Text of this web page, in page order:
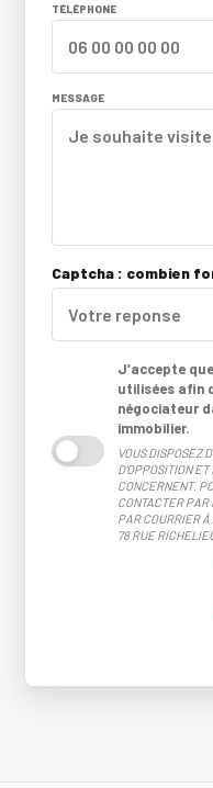
TÉLÉPHONE
MESSAGE
Captcha : combien
J’accepte
utilisées afin
négociateur
immobilier.
VOUS DISPOSEZ
D'OPPOSITION ET
CONCERNENT.
CONTACTER
PAR COURRIER
78 RUE